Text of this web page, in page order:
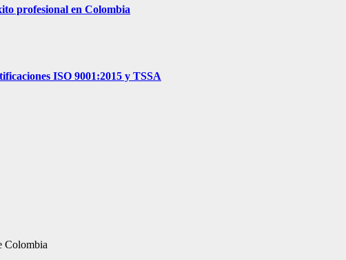
profesional en Colombia
ISO 9001:2015 y TSSA
Colombia